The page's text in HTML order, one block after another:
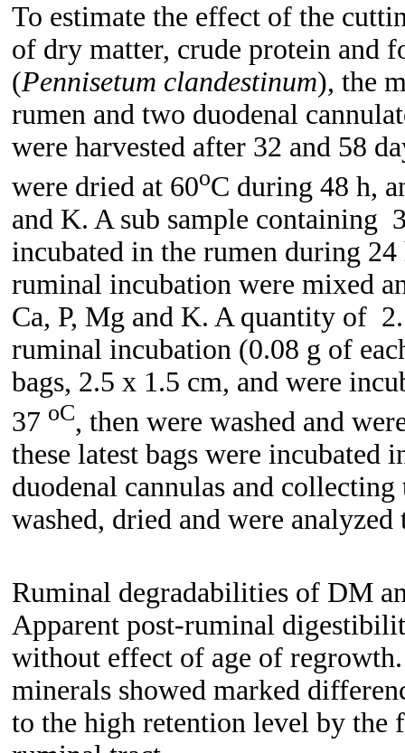
To estimate the effect of the
of dry matter, crude protein and
(Pennisetum clandestinum), the
rumen and two duodenal
were harvested after 32 and 58
were dried at 60oC during 48 h,
and K. A sub sample containing
incubated in the rumen during
ruminal incubation were mixed
Ca, P, Mg and K. A quantity of
ruminal incubation (0.08 g of
bags, 2.5 x 1.5 cm, and were
37 oC, then were washed and
these latest bags were incubated
duodenal cannulas and
washed, dried and were
Ruminal degradabilities of DM
Apparent post-ruminal
without effect of age of
minerals showed marked
to the high retention level by the